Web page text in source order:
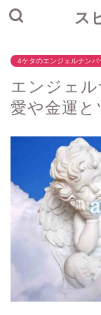
ス
4ケタのエンジェルナンバ
エンジェ
愛や金運